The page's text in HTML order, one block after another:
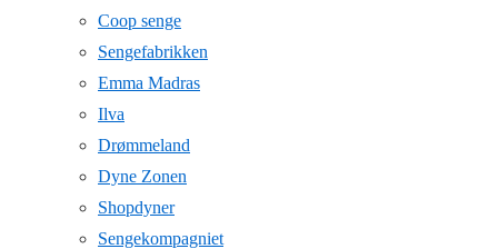
Coop senge
Sengefabrikken
Emma Madras
Ilva
Drømmeland
Dyne Zonen
Shopdyner
Sengekompagniet